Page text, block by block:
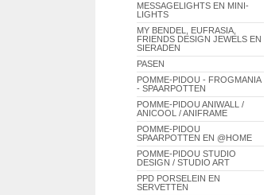
MESSAGELIGHTS EN MINI-
LIGHTS
MY BENDEL, EUFRASIA,
FRIENDS DESIGN JEWELS EN
SIERADEN
PASEN
POMME-PIDOU - FROGMANIA
- SPAARPOTTEN
POMME-PIDOU ANIWALL /
ANICOOL / ANIFRAME
POMME-PIDOU
SPAARPOTTEN EN @HOME
POMME-PIDOU STUDIO
DESIGN / STUDIO ART
PPD PORSELEIN EN
SERVETTEN